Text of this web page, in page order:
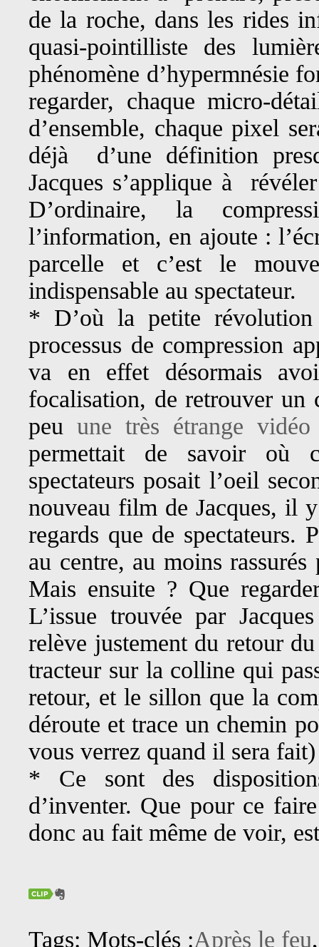
de la roche, dans les rides
quasi-pointilliste des
phénomène d’hypermnésie
regarder, chaque micro-
d’ensemble, chaque pixel
déjà d’une définition
Jacques s’applique à
D’ordinaire, la
l’information, en ajoute :
parcelle et c’est le
indispensable au spectateur.
* D’où la petite
processus de compression
va en effet désormais
focalisation, de retrouver
peu une très étrange vidéo
permettait de savoir où
spectateurs posait l’oeil
nouveau film de Jacques, il
regards que de spectateurs.
au centre, au moins
Mais ensuite ? Que
L’issue trouvée par
relève justement du retour
tracteur sur la colline qui
retour, et le sillon que la
déroute et trace un chemin
vous verrez quand il sera fait)
* Ce sont des
d’inventer. Que pour ce
donc au fait même de voir,
Tags: Mots-clés :Après le feu